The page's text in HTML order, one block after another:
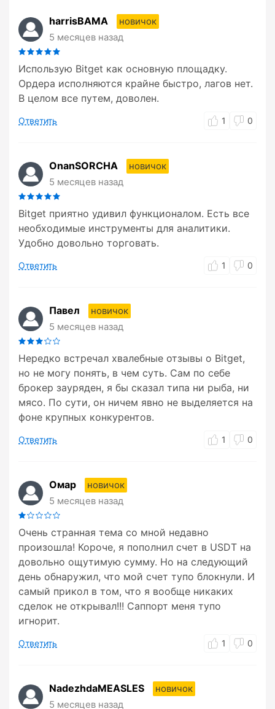
harrisBAMA
новичок
5 месяцев назад
Использую Bitget как основную площадку.
Ордера исполняются крайне быстро, лагов нет.
В целом все путем, доволен.
Ответить 1 0
OnanSORCHA
новичок
5 месяцев назад
Bitget приятно удивил функционалом. Есть все
необходимые инструменты для аналитики.
Удобно довольно торговать.
Ответить 1 0
Павел
новичок
5 месяцев назад
Нередко встречал хвалебные отзывы о Bitget,
но не могу понять, в чем суть. Сам по себе
брокер зауряден, я бы сказал типа ни рыба, ни
мясо. По сути, он ничем явно не выделяется на
фоне крупных конкурентов.
Ответить 1 0
Омар
новичок
5 месяцев назад
Очень странная тема со мной недавно
произошла! Короче, я пополнил счет в USDT на
довольно ощутимую сумму. Но на следующий
день обнаружил, что мой счет тупо блокнули. И
самый прикол в том, что я вообще никаких
сделок не открывал!!! Саппорт меня тупо
игнорит.
Ответить 1 0
NadezhdaMEASLES
новичок
5 месяцев назад